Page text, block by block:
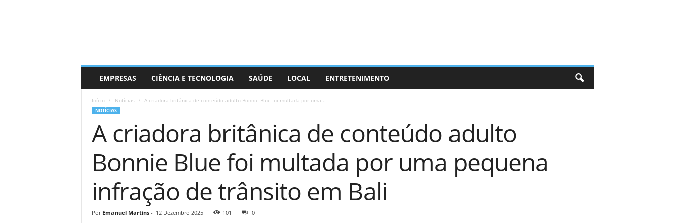
EMPRESAS CIÊNCIA E TECNOLOGIA SAÚDE LOCAL ENTRETENIMENTO
Início Notícias A criadora britânica de conteúdo adulto Bonnie Blue foi multada por uma...
NOTÍCIAS
A criadora britânica de conteúdo adulto
Bonnie Blue foi multada por uma pequena
infração de trânsito em Bali
Por Emanuel Martins- 12 Dezembro 2025 101 0